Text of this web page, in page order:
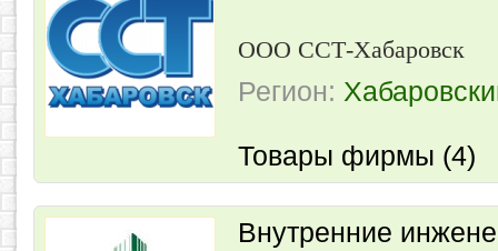
ООО ССТ-Хабаровск
Регион:
Товары фирмы (4)
Внутренние